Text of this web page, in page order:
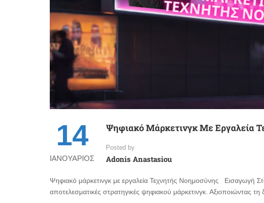
14
ΙΑΝΟΥΆΡΙΟΣ
Ψηφιακό Μάρκετινγκ Με Εργαλεία
Posted by
Adonis Anastasiou
Ψηφιακό μάρκετινγκ με εργαλεία Τεχνητής Νοημοσύνης Εισαγωγή
αποτελεσματικές στρατηγικές ψηφιακού μάρκετινγκ. Αξιοποιώντας